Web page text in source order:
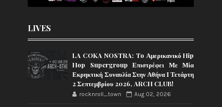
LIVES
LA COKA NOSTRA: To Αμερικανικό Hip
Hop Supergroup Επιστρέφει Με Μία
Εκρηκτική Συναυλία Στην Αθήνα Ι Τετάρτη
2 Σεπτεμβρίου 2026, ARCH CLUB!
rocknroll_town Aug 02, 2026